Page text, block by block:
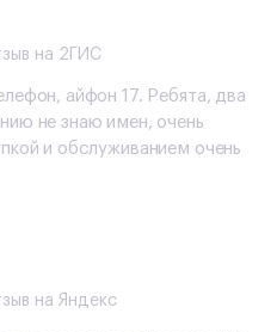
на 2ГИС
айфон 17. Ребята, два
не знаю имен, очень
и обслуживанием очень
на Яндекс